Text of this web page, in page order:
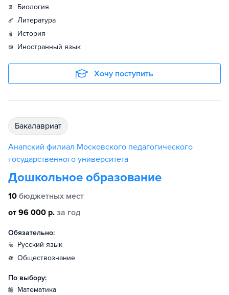
биология
литература
история
иностранный язык
Хочу поступить
бакалавриат
Анапский филиал Московского педагогического
государственного университета
Дошкольное образование
10 бюджетных мест
от 96 000 р. за год
Обязательно:
русский язык
обществознание
По выбору:
математика